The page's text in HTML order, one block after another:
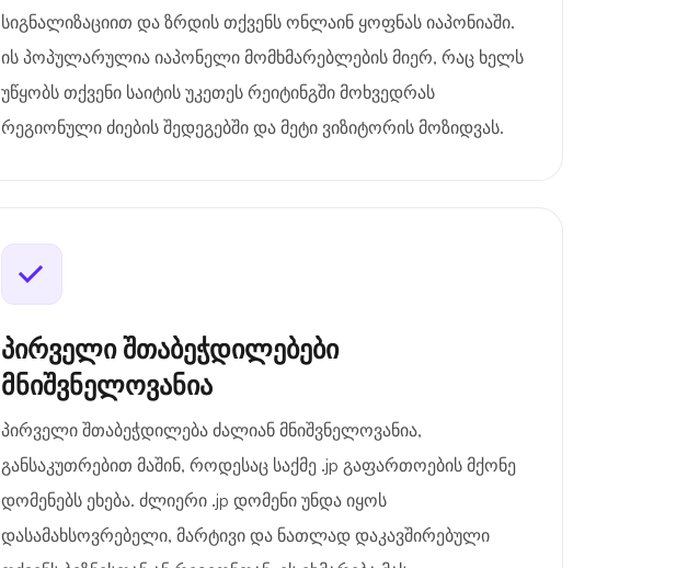
სიგნალიზაციით და ზრდის თქვენს ონლაინ ყოფნას იაპონიაში.
ის პოპულარულია იაპონელი მომხმარებლების მიერ, რაც ხელს
უწყობს თქვენი საიტის უკეთეს რეიტინგში მოხვედრას
რეგიონული ძიების შედეგებში და მეტი ვიზიტორის მოზიდვას.
პირველი შთაბეჭდილებები
მნიშვნელოვანია
პირველი შთაბეჭდილება ძალიან მნიშვნელოვანია,
განსაკუთრებით მაშინ, როდესაც საქმე .jp გაფართოების მქონე
დომენებს ეხება. ძლიერი .jp დომენი უნდა იყოს
დასამახსოვრებელი, მარტივი და ნათლად დაკავშირებული